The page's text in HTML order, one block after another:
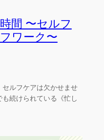
間 〜セルフ
ワーク〜
ルフケアは欠かせませ
続けられている《忙し